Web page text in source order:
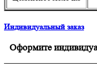
Индивидуальный заказ
Оформите